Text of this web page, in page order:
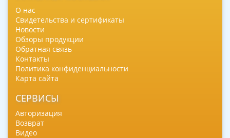
О нас
Свидетельства и сертификаты
Новости
Обзоры продукции
Обратная связь
Контакты
Политика конфиденциальности
Карта сайта
СЕРВИСЫ
Авторизация
Возврат
Видео